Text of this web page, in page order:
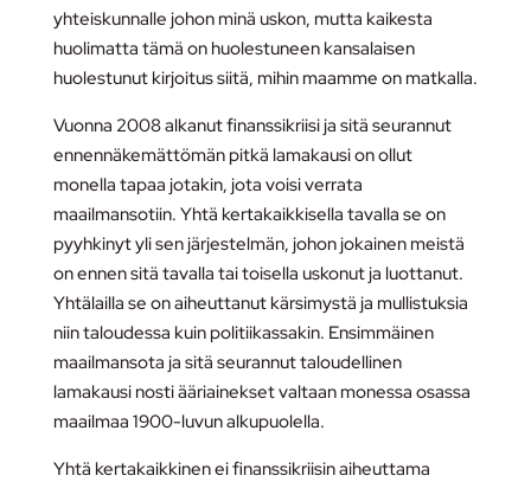
yhteiskunnalle johon minä uskon, mutta kaikesta
huolimatta tämä on huolestuneen kansalaisen
huolestunut kirjoitus siitä, mihin maamme on matkalla.
Vuonna 2008 alkanut finanssikriisi ja sitä seurannut
ennennäkemättömän pitkä lamakausi on ollut
monella tapaa jotakin, jota voisi verrata
maailmansotiin. Yhtä kertakaikkisella tavalla se on
pyyhkinyt yli sen järjestelmän, johon jokainen meistä
on ennen sitä tavalla tai toisella uskonut ja luottanut.
Yhtälailla se on aiheuttanut kärsimystä ja mullistuksia
niin taloudessa kuin politiikassakin. Ensimmäinen
maailmansota ja sitä seurannut taloudellinen
lamakausi nosti ääriainekset valtaan monessa osassa
maailmaa 1900-luvun alkupuolella.
Yhtä kertakaikkinen ei finanssikriisin aiheuttama